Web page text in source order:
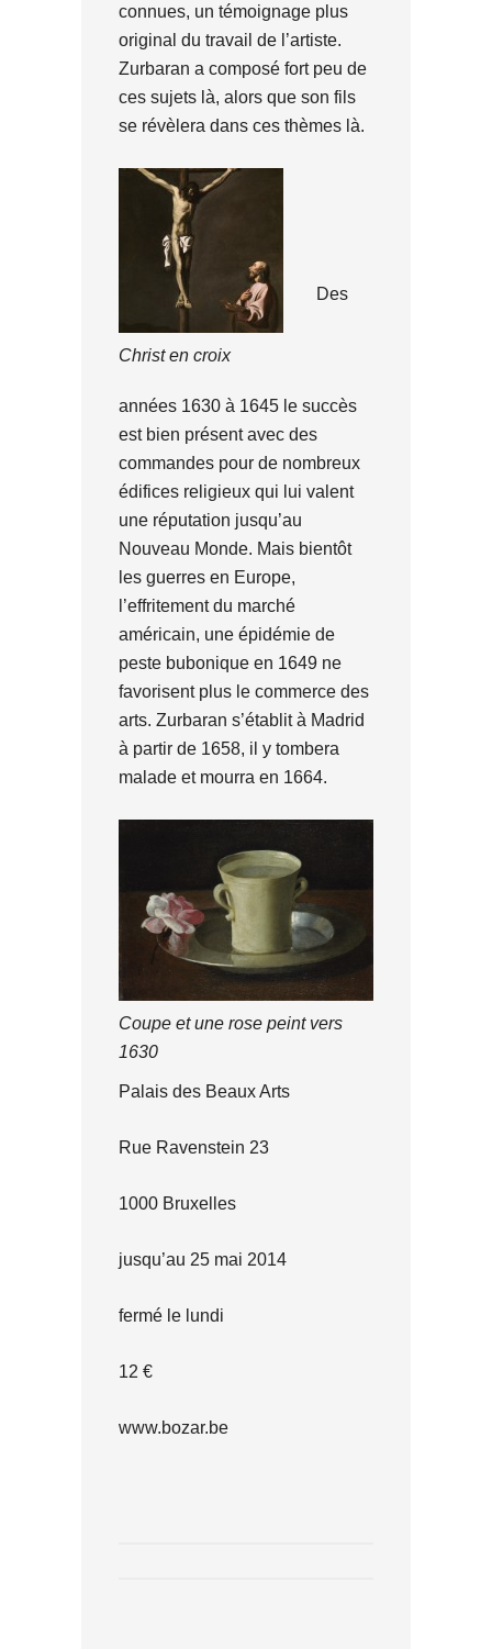
connues, un témoignage plus
original du travail de l’artiste.
Zurbaran a composé fort peu de
ces sujets là, alors que son fils
se révèlera dans ces thèmes là.
Christ en croix
Des
années 1630 à 1645 le succès
est bien présent avec des
commandes pour de nombreux
édifices religieux qui lui valent
une réputation jusqu’au
Nouveau Monde. Mais bientôt
les guerres en Europe,
l’effritement du marché
américain, une épidémie de
peste bubonique en 1649 ne
favorisent plus le commerce des
arts. Zurbaran s’établit à Madrid
à partir de 1658, il y tombera
malade et mourra en 1664.
Coupe et une rose peint vers
1630
Palais des Beaux Arts
Rue Ravenstein 23
1000 Bruxelles
jusqu’au 25 mai 2014
fermé le lundi
12 €
www.bozar.be